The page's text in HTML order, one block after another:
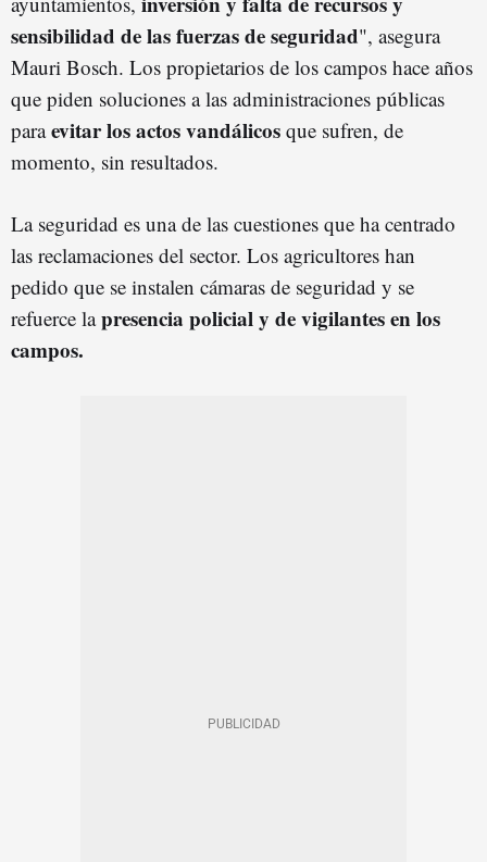
sensibilidad de las fuerzas de seguridad", asegura
Mauri Bosch. Los propietarios de los campos hace años
que piden soluciones a las administraciones públicas
paraevitar los actos vandálicos que sufren, de
momento, sin resultados.
La seguridad es una de las cuestiones que ha centrado
las reclamaciones del sector. Los agricultores han
pedido que se instalen cámaras de seguridad y se
refuerce lapresencia policial y de vigilantes en los
campos.